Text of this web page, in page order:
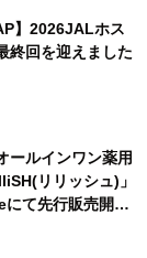
】2026JALホス
終回を迎えました
ールインワン薬用
リリッシュ)」
て先行販売開